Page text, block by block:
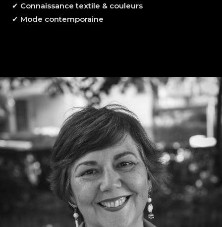
✔ Connaissance textile & couleurs
✔ Mode contemporaine